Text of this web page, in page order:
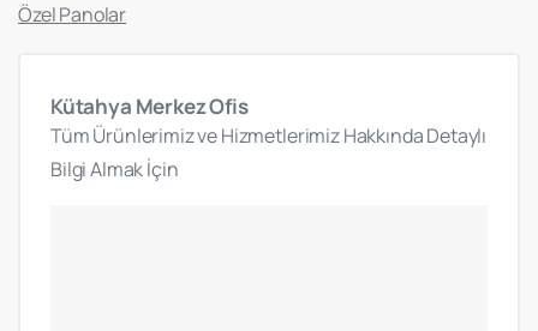
Özel Panolar
Kütahya MerkezOfis
Tüm Ürünlerimiz ve Hizmetlerimiz Hakkında Detaylı
Bilgi Almak İçin